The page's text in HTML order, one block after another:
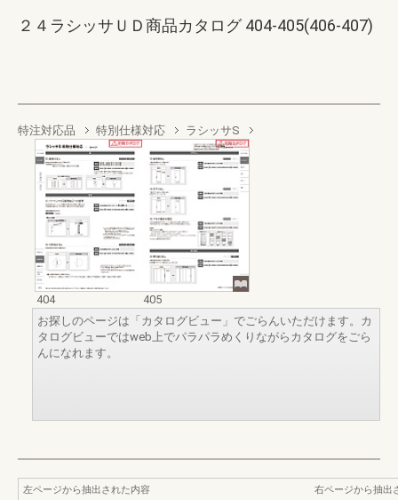
２４ラシッサＵＤ商品カタログ 404-405(406-407)
特注対応品 特別仕様対応 ラシッサS
404
405
お探しのページは「カタログビュー」でごらんいただけます。カ
タログビューではweb上でパラパラめくりながらカタログをごら
んになれます。
左ページから抽出された内容
右ページから抽出